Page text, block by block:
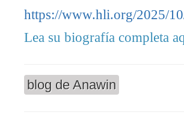
https://www.hli.org/2025/
Lea su biografía completa
blog de Anawin